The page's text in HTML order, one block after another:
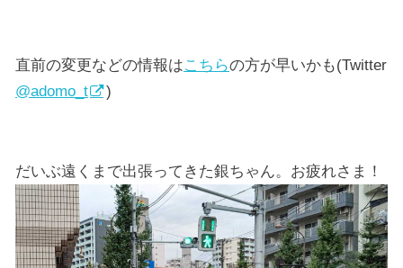
直前の変更などの情報はこちらの方が早いかも(Twitter
@adomo_t
)
だいぶ遠くまで出張ってきた銀ちゃん。お疲れさま！